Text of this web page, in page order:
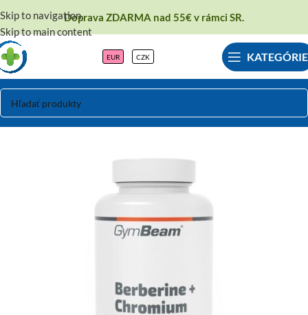
Skip to navigation
Skip to main content
Doprava ZDARMA nad 55€ v rámci SR.
EUR CZK KATEGÓRIE